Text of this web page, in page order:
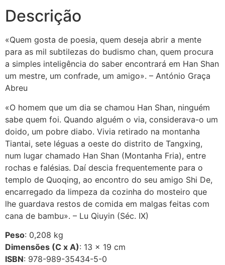
Descrição
«Quem gosta de poesia, quem deseja abrir a mente
para as mil subtilezas do budismo chan, quem procura
a simples inteligência do saber encontrará em Han Shan
um mestre, um confrade, um amigo». – António Graça
Abreu
«O homem que um dia se chamou Han Shan, ninguém
sabe quem foi. Quando alguém o via, considerava-o um
doido, um pobre diabo. Vivia retirado na montanha
Tiantai, sete léguas a oeste do distrito de Tangxing,
num lugar chamado Han Shan (Montanha Fria), entre
rochas e falésias. Daí descia frequentemente para o
templo de Quoqing, ao encontro do seu amigo Shi De,
encarregado da limpeza da cozinha do mosteiro que
lhe guardava restos de comida em malgas feitas com
cana de bambu». – Lu Qiuyin (Séc. IX)
Peso: 0,208 kg
Dimensões (C x A): 13 × 19 cm
ISBN: 978-989-35434-5-0